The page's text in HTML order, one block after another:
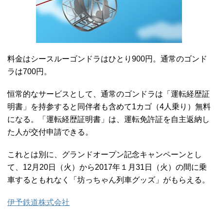
料金はシースルーゴンドラはひとり900円。通常のゴンド
ラは700円。
恒常的なサービスとして、通常のゴンドラは「運転経歴証
明書」を持参すると同伴者も含めて1カゴ（4人乗り）無料
になる。「運転経歴証明書」は、運転免許証を自主返納し
た人が交付申請できる。
これとは別に、グランドオープン記念キャンペーンとし
て、12月20日（火）から2017年１月31日（火）の間に乗
車するともれなく「坊っちゃん列車グッズ」がもらえる。
伊予鉄道株式会社